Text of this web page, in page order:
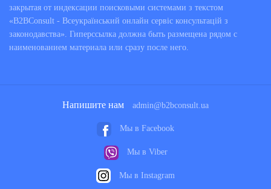
закрытая от индексации поисковыми системами з текстом
«B2BConsult - Всеукраїнський онлайн сервіс консультацій з
законодавства». Гиперссылка должна быть размещена рядом с
наименованием материала или сразу после него.
Напишите нам admin@b2bconsult.ua
Мы в Facebook
Мы в Viber
Мы в Instagram